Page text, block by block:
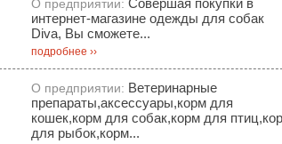
О предприятии: Cовершая покупки в
интернет-магазине одежды для собак
Diva, Вы сможете...
подробнее ››
О предприятии: Ветеринарные
препараты,аксессуары,корм для
кошек,корм для собак,корм для
для рыбок,корм...